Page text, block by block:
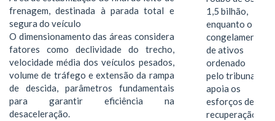
frenagem, destinada à parada total e
segura do veículo
O dimensionamento das áreas considera
fatores como declividade do trecho,
velocidade média dos veículos pesados,
volume de tráfego e extensão da rampa
de descida, parâmetros fundamentais
para garantir eficiência na
desaceleração.
1,5 bilhão,
enquanto o
congelamento
de ativos
ordenado
pelo tribunal
apoia os
esforços de
recuperação e